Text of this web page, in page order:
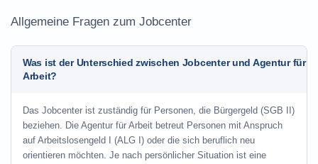
Allgemeine Fragen zum Jobcenter
Was ist der Unterschied zwischen Jobcenter und Agentur für
Arbeit?
Das Jobcenter ist zuständig für Personen, die Bürgergeld (SGB II)
beziehen. Die Agentur für Arbeit betreut Personen mit Anspruch
auf Arbeitslosengeld I (ALG I) oder die sich beruflich neu
orientieren möchten. Je nach persönlicher Situation ist eine